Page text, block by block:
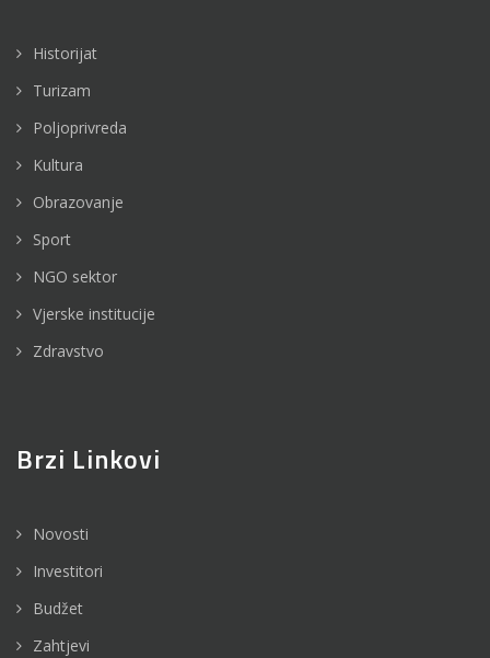
Historijat
Turizam
Poljoprivreda
Kultura
Obrazovanje
Sport
NGO sektor
Vjerske institucije
Zdravstvo
Brzi Linkovi
Novosti
Investitori
Budžet
Zahtjevi